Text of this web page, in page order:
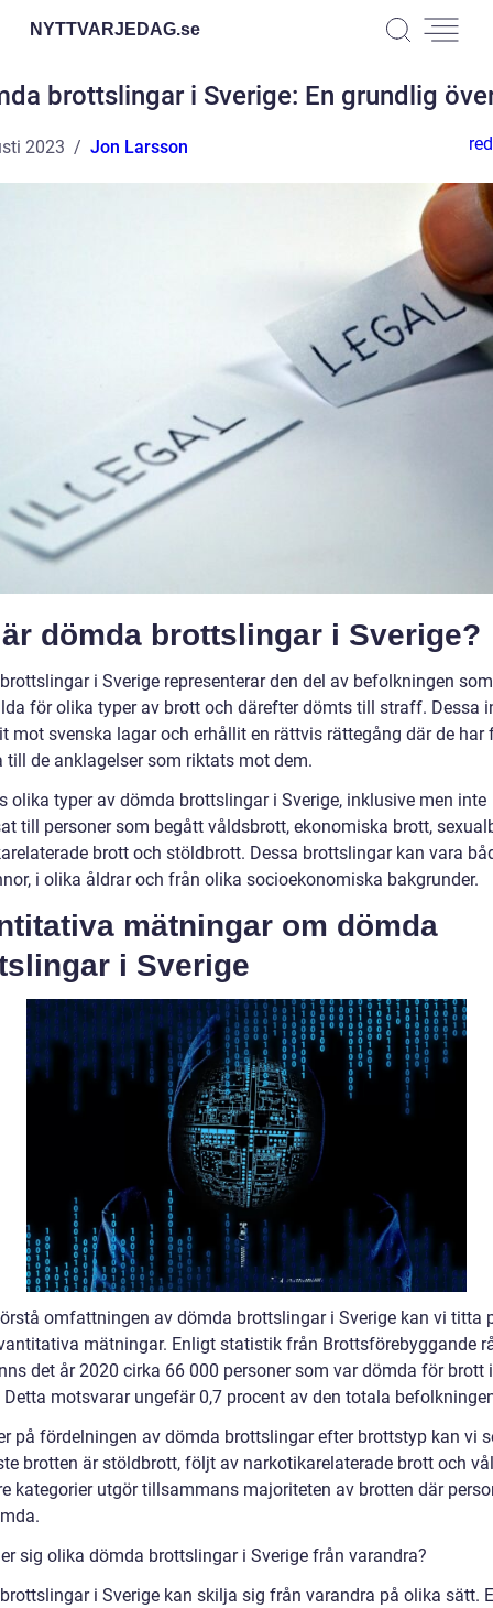
NYTTVARJEDAG.se
brottslingar i Sverige: En grundlig
2023 Jon Larsson
dömda brottslingar i Sverige?
i Sverige representerar den del av befolkningen
för olika typer av brott och därefter dömts till straff. Dessa
mot svenska lagar och erhållit en rättvis rättegång där de har
till de anklagelser som riktats mot dem.
olika typer av dömda brottslingar i Sverige, inklusive men inte
till personer som begått våldsbrott, ekonomiska brott,
brott och stöldbrott. Dessa brottslingar kan vara
i olika åldrar och från olika socioekonomiska bakgrunder.
mätningar om dömda
i Sverige
omfattningen av dömda brottslingar i Sverige kan vi titta
mätningar. Enligt statistik från Brottsförebyggande
det år 2020 cirka 66 000 personer som var dömda för brott i
Detta motsvarar ungefär 0,7 procent av den totala
på fördelningen av dömda brottslingar efter brottstyp kan vi
brotten är stöldbrott, följt av narkotikarelaterade brott och
kategorier utgör tillsammans majoriteten av brotten där
sig olika dömda brottslingar i Sverige från varandra?
i Sverige kan skilja sig från varandra på olika sätt.